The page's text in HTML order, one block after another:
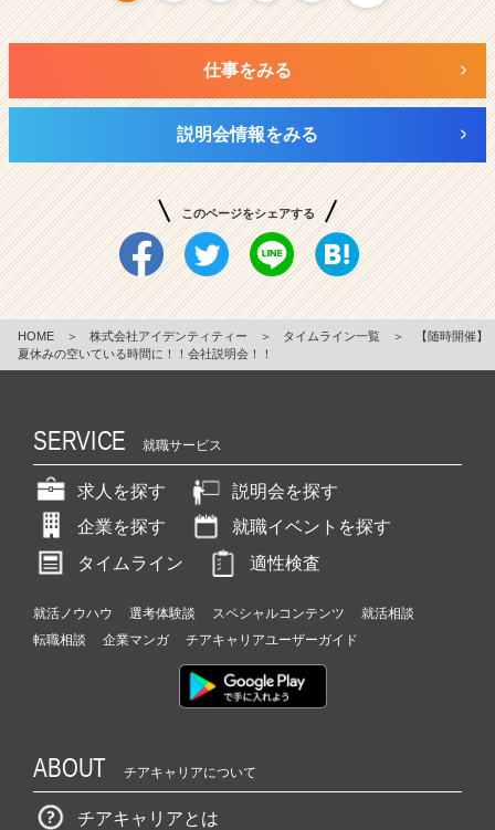
仕事をみる
説明会情報をみる
このページをシェアする
HOME ＞ 株式会社アイデンティティー ＞ タイムライン一覧 ＞
【随時開催】
夏休みの空いている時間に！！会社説明会！！
SERVICE 就職サービス
求人を探す
説明会を探す
企業を探す
就職イベントを探す
タイムライン
適性検査
就活ノウハウ 選考体験談 スペシャルコンテンツ
就活相談
転職相談
企業マンガ チアキャリアユーザーガイド
ABOUT チアキャリアについて
チアキャリアとは